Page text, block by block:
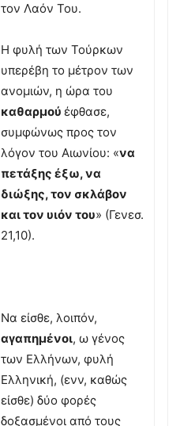
τον Λαόν Του.
Η φυλή των Τούρκων
υπερέβη το μέτρον των
ανομιών, η ώρα του
καθαρμού έφθασε,
συμφώνως προς τον
λόγον του Αιωνίου: «να
πετάξης έξω, να
διώξης, τον σκλάβον
και τον υιόν του» (Γενεσ.
21,10).
Να είσθε, λοιπόν,
αγαπημένοι, ω γένος
των Ελλήνων, φυλή
Ελληνική, (ενν, καθώς
είσθε) δύο φορές
δοξασμένοι από τους